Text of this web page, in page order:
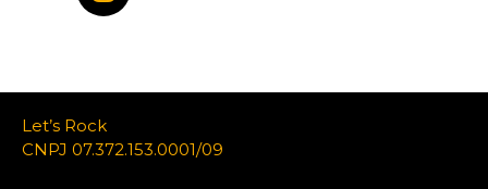
Let’s Rock
CNPJ 07.372.153.0001/09